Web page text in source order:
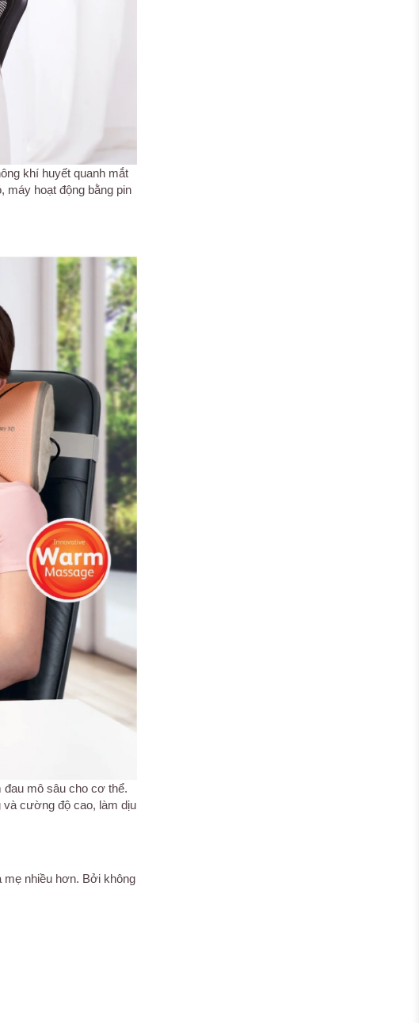
khí huyết quanh mắt
máy hoạt động bằng pin
mô sâu cho cơ thể.
và cường độ cao, làm dịu
mẹ nhiều hơn. Bởi không